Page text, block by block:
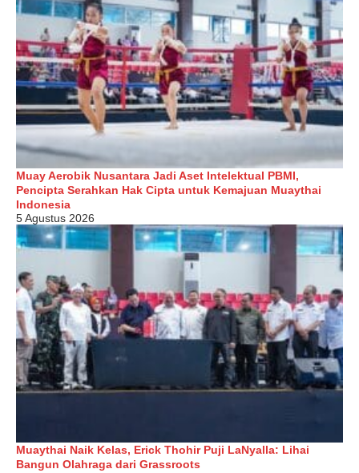
Muay Aerobik Nusantara Jadi Aset Intelektual PBMI,
Pencipta Serahkan Hak Cipta untuk Kemajuan Muaythai
Indonesia
5 Agustus 2026
Muaythai Naik Kelas, Erick Thohir Puji LaNyalla: Lihai
Bangun Olahraga dari Grassroots